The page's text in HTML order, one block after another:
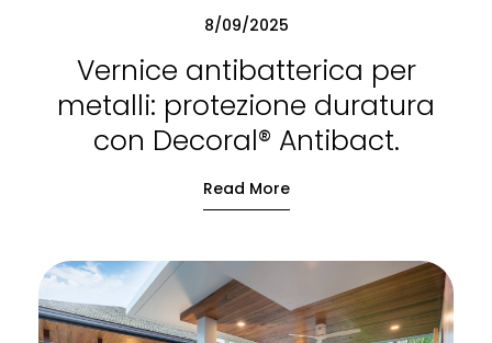
8/09/2025
Vernice antibatterica per
metalli: protezione duratura
con Decoral® Antibact.
Read More